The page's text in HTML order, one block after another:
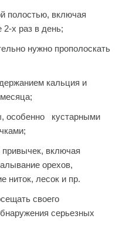
полостью, включая
2-х раз в день;
нужно прополоскать
кальция и
особенно кустарными
привычек, включая
орехов,
ниток, лесок и пр.
своего
серьезных